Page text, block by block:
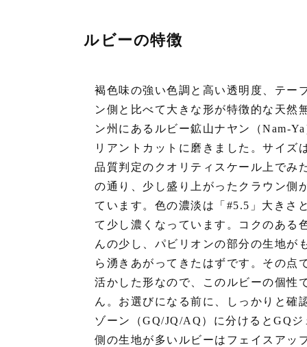
ルビーの特徴
褐色味の強い色調と高い透明度、テー
ン側と比べて大きな形が特徴的な天然
ン州にあるルビー鉱山ナヤン（Nam-
リアントカットに磨きました。サイズ
品質判定のクオリティスケール上でみ
の通り、少し盛り上がったクラウン側
ています。色の濃淡は「#5.5」大きさ
て少し濃くなっています。コクのある
んの少し、パビリオンの部分の生地が
ら湧きあがってきたはずです。その点
活かした形なので、このルビーの個性
ん。お選びになる前に、しっかりと確
ゾーン（GQ/JQ/AQ）に分けるとGQ
側の生地が多いルビーはフェイスアッ